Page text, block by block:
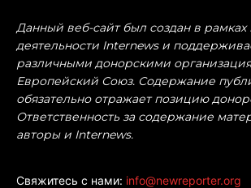
Данный веб-сайт был создан в рамках
деятельности Internews и
различными донорскими
Европейский Союз. Содержание
обязательно отражает позицию
Ответственность за содержание
авторы и Internews.
Свяжитесь с нами: info@newreporter.org